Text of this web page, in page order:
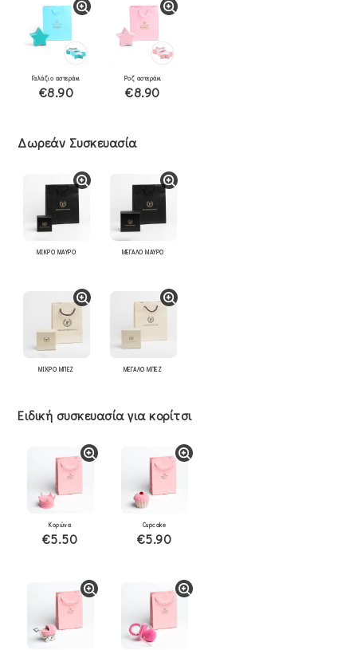
Γαλάζιο αστεράκι
€8.90
Ροζ αστεράκι
€8.90
Δωρεάν Συσκευασία
ΜΙΚΡΟ ΜΑΥΡΟ ΜΕΓΑΛΟ ΜΑΥΡΟ
ΜΙΚΡΟ ΜΠΕΖ ΜΕΓΑΛΟ ΜΠΕΖ
Ειδική συσκευασία για κορίτσι
Κορώνα
€5.50
Cupcake
€5.90